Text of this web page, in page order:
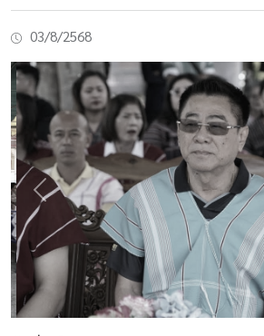
03/8/2568
Previous